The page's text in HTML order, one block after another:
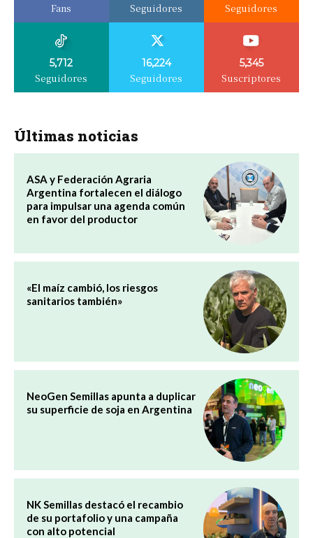
Fans Seguidores Seguidores
5,712
Seguidores
16,224
Seguidores
5,345
Suscriptores
Últimas noticias
ASA y Federación Agraria
Argentina fortalecen el diálogo
para impulsar una agenda común
en favor del productor
«El maíz cambió, los riesgos
sanitarios también»
NeoGen Semillas apunta a duplicar
su superficie de soja en Argentina
NK Semillas destacó el recambio
de su portafolio y una campaña
con alto potencial